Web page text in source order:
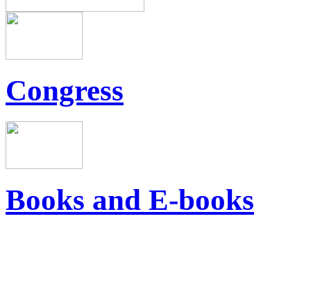
Congress
Books and E-books